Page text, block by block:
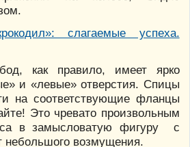
как правило, имеет ярко
и «левые» отверстия. Спицы
на соответствующие фланцы
Это чревато произвольным
в замысловатую фигуру с
небольшого возмущения.